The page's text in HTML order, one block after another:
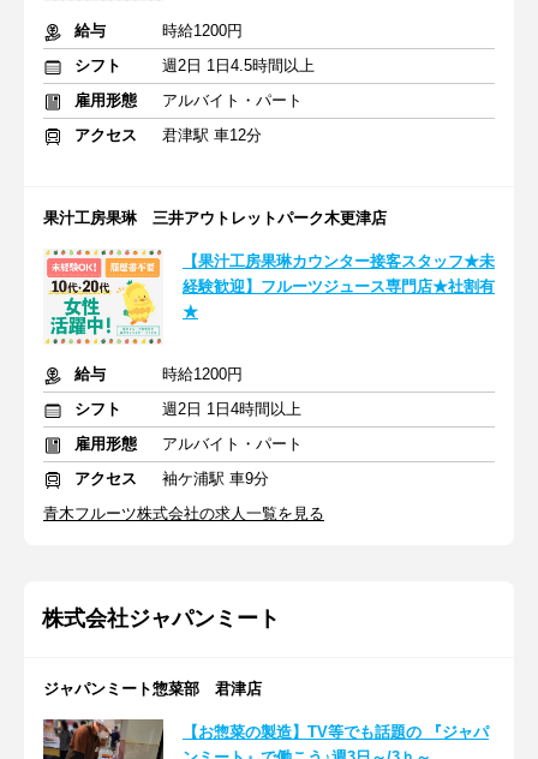
給与
時給1200円
シフト
週2日 1日4.5時間以上
雇用形態
アルバイト・パート
アクセス
君津駅 車12分
果汁工房果琳 三井アウトレットパーク木更津店
【果汁工房果琳カウンター接客スタッフ★未
経験歓迎】フルーツジュース専門店★社割有
★
給与
時給1200円
シフト
週2日 1日4時間以上
雇用形態
アルバイト・パート
アクセス
袖ケ浦駅 車9分
青木フルーツ株式会社の求人一覧を見る
株式会社ジャパンミート
ジャパンミート惣菜部 君津店
【お惣菜の製造】TV等でも話題の 『ジャパ